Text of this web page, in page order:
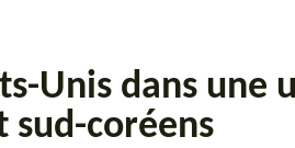
Unis dans une
sud-coréens